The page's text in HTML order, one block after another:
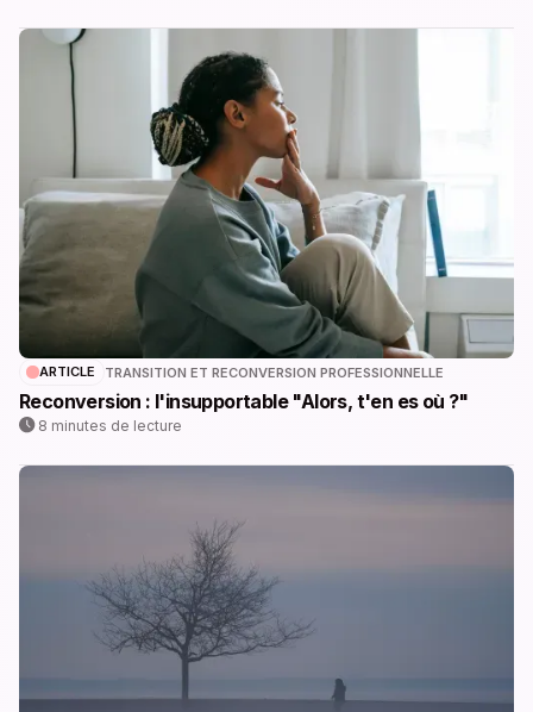
ARTICLE TRANSITION ET RECONVERSION PROFESSIONNELLE
Reconversion : l'insupportable "Alors, t'en es où ?"
8 minutes de lecture